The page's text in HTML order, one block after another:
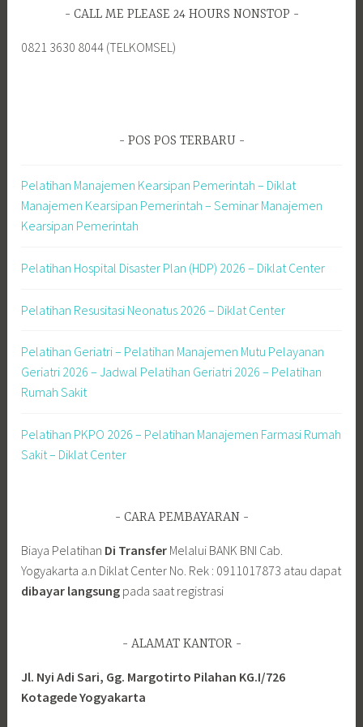
n
CALL ME PLEASE 24 HOURS NONSTOP
0821 3630 8044 (TELKOMSEL)
POS POS TERBARU
Pelatihan Manajemen Kearsipan Pemerintah – Diklat
Manajemen Kearsipan Pemerintah – Seminar Manajemen
Kearsipan Pemerintah
Pelatihan Hospital Disaster Plan (HDP) 2026 – Diklat Center
Pelatihan Resusitasi Neonatus 2026 – Diklat Center
Pelatihan Geriatri – Pelatihan Manajemen Mutu Pelayanan
Geriatri 2026 – Jadwal Pelatihan Geriatri 2026 – Pelatihan
Rumah Sakit
Pelatihan PKPO 2026 – Pelatihan Manajemen Farmasi Rumah
Sakit – Diklat Center
CARA PEMBAYARAN
Biaya Pelatihan Di Transfer Melalui BANK BNI Cab.
Yogyakarta a.n Diklat Center No. Rek : 0911017873 atau dapat
dibayar langsung pada saat registrasi
ALAMAT KANTOR
Jl. Nyi Adi Sari, Gg. Margotirto Pilahan KG.I/726
Kotagede Yogyakarta